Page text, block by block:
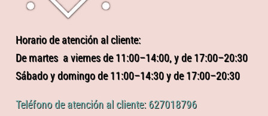
Horario de atención al cliente:
De martes a viernes de 11:00–14:00, y de 17:00–20:30
Sábado y domingo de 11:00–14:30 y de 17:00–20:30
Teléfono de atención al cliente: 627018796